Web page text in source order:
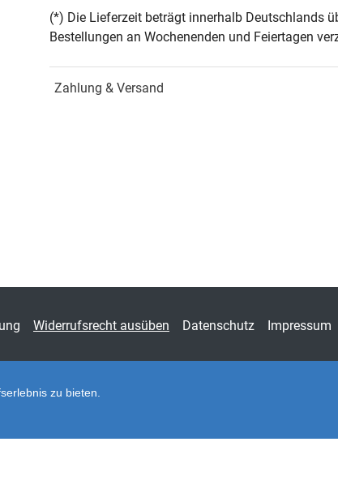
Seiten
ISBN
(*) Die Lieferzeit beträgt innerhalb Deutschlands
Bestellungen an Wochenenden und Feiertagen
Zahlung & Versand
Widerrufsrecht ausüben Datenschutz Impressum
zu bieten.